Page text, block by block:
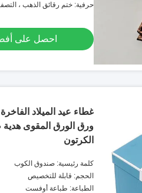
حرفية: ختم رقائق الذهب ،
احصل على
غطاء عيد الميلاد
ورق الورق المقوى
الكرتون
كلمة رئيسية: صندوق الكوب
الحجم: قابلة للتخصيص
الطباعة: طباعة أوفست